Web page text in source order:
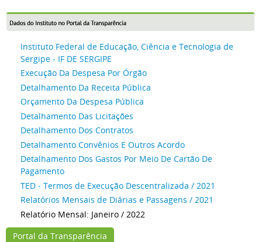
Instituto Federal de Educação, Ciência e Tecnologia de
Sergipe - IF DE SERGIPE
Execução Da Despesa Por Órgão
Detalhamento Da Receita Pública
Orçamento Da Despesa Pública
Detalhamento Das Licitações
Detalhamento Dos Contratos
Detalhamento Convênios E Outros Acordo
Detalhamento Dos Gastos Por Meio De Cartão De
Pagamento
TED - Termos de Execução Descentralizada / 2021
Relatórios Mensais de Diárias e Passagens / 2021
Relatório Mensal: Janeiro / 2022
Portal da Transparência